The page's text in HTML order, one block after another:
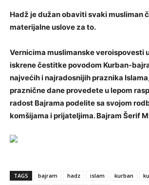
Hadž je dužan obaviti svaki musliman
materijalne uslove za to.
Vernicima muslimanske veroispovesti
iskrene čestitke povodom Kurban-
najvećih i najradosnijih praznika
praznične dane provedete u lepom
radost Bajrama podelite sa svojom
komšijama i prijateljima. Bajram Šerif
TAGS bajram hadz islam kurban